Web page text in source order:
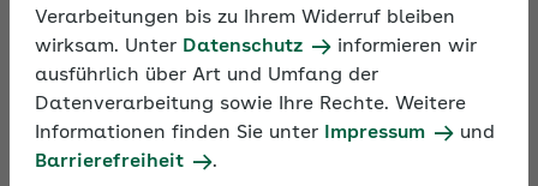
Verarbeitungen bis zu Ihrem Widerruf bleiben
wirksam. Unter Datenschutz
informieren wir
ausführlich über Art und Umfang der
Datenverarbeitung sowie Ihre Rechte. Weitere
Informationen finden Sie unter
Impressum
und
Barrierefreiheit
.
Praxistipps für die Entgeltabrechnung
Welche Neuerungen müssen Arbeitgeber bei der
Entgeltabrechnung beachten? Sind Gutscheine, E-
Firmenwagen, E-Bikes, betriebliche Versicherungen
und die neue Aktivrente steuer- und